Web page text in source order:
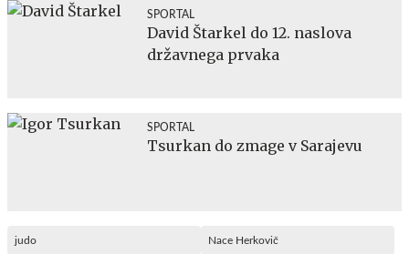
SPORTAL
David Štarkel do 12. naslova
državnega prvaka
SPORTAL
Tsurkan do zmage v Sarajevu
judo Nace Herkovič